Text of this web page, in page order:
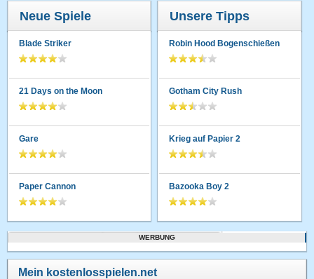
Neue Spiele
Blade Striker
21 Days on the Moon
Gare
Paper Cannon
Unsere Tipps
Robin Hood Bogenschießen
Gotham City Rush
Krieg auf Papier 2
Bazooka Boy 2
WERBUNG
Mein kostenlosspielen.net